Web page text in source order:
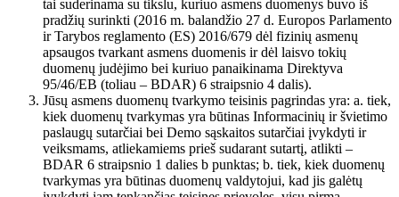
tai suderinama su tikslu, kuriuo asmens duomenys buvo iš
pradžių surinkti (2016 m. balandžio 27 d. Europos Parlamento
ir Tarybos reglamento (ES) 2016/679 dėl fizinių asmenų
apsaugos tvarkant asmens duomenis ir dėl laisvo tokių
duomenų judėjimo bei kuriuo panaikinama Direktyva
95/46/EB (toliau – BDAR) 6 straipsnio 4 dalis).
Jūsų asmens duomenų tvarkymo teisinis pagrindas yra: a. tiek,
kiek duomenų tvarkymas yra būtinas Informacinių ir švietimo
paslaugų sutarčiai bei Demo sąskaitos sutarčiai įvykdyti ir
veiksmams, atliekamiems prieš sudarant sutartį, atlikti –
BDAR 6 straipsnio 1 dalies b punktas; b. tiek, kiek duomenų
tvarkymas yra būtinas duomenų valdytojui, kad jis galėtų